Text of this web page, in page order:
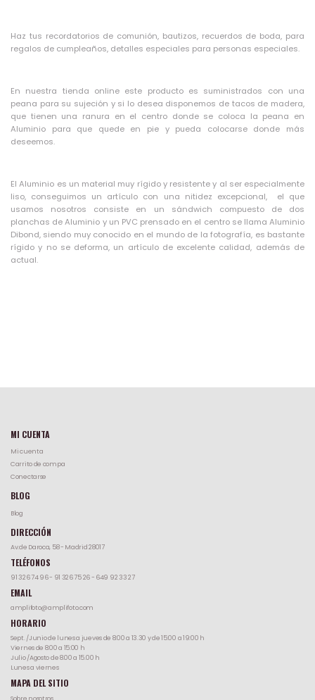
Haz tus recordatorios de comunión, bautizos, recuerdos de boda, para
regalos de cumpleaños, detalles especiales para personas especiales.
En nuestra tienda online este producto es suministrados con una
peana para su sujeción y si lo desea disponemos de tacos de madera,
que tienen una ranura en el centro donde se coloca la peana en
Aluminio para que quede en pie y pueda colocarse donde más
deseemos.
El Aluminio es un material muy rígido y resistente y al ser especialmente
liso, conseguimos un artículo con una nitidez excepcional, el que
usamos nosotros consiste en un sándwich compuesto de dos
planchas de Aluminio y un PVC prensado en el centro se llama Aluminio
Dibond, siendo muy conocido en el mundo de la fotografía, es bastante
rígido y no se deforma, un artículo de excelente calidad, además de
actual.
MI CUENTA
Mi cuenta
Carrito de compa
Conectarse
BLOG
Blog
DIRECCIÓN
Av.de Daroca, 58 - Madrid 28017
TELÉFONOS
91 326 74 96- 91 326 75 26- 649 92 33 27
EMAIL
amplifoto@amplifoto.com
HORARIO
Sept. /Junio de lunes a jueves de 8:00 a 13.30 y de 15:00 a 19:00 h
Viernes de 8:00 a 15:00 h
Julio /Agosto de 8.00 a 15.00 h
Lunes a viernes
MAPA DEL SITIO